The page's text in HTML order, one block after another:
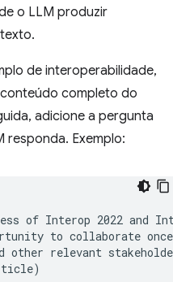
o LLM produzir
de interoperabilidade,
completo do
adicione a pergunta
responda. Exemplo:
of Interop 2022 and
to collaborate
other relevant